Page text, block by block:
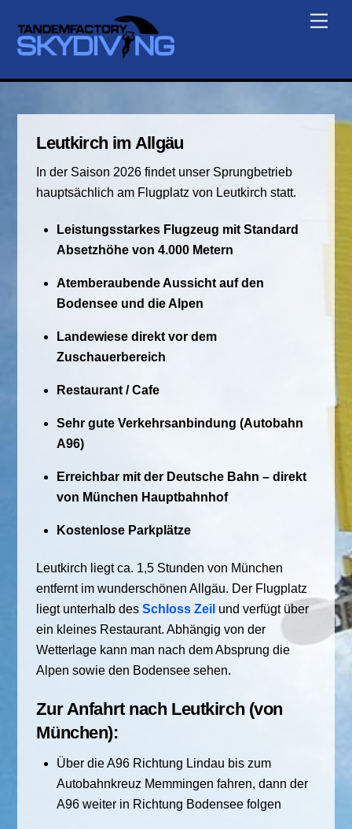
content
Leutkirch im Allgäu
In der Saison 2026 findet unser Sprungbetrieb
hauptsächlich am Flugplatz von Leutkirch statt.
Leistungsstarkes Flugzeug mit Standard
Absetzhöhe von 4.000 Metern
Atemberaubende Aussicht auf den
Bodensee und die Alpen
Landewiese direkt vor dem
Zuschauerbereich
Restaurant / Cafe
Sehr gute Verkehrsanbindung (Autobahn
A96)
Erreichbar mit der Deutsche Bahn – direkt
von München Hauptbahnhof
Kostenlose Parkplätze
Leutkirch liegt ca. 1,5 Stunden von München
entfernt im wunderschönen Allgäu. Der Flugplatz
liegt unterhalb desSchloss Zeil und verfügt über
ein kleines Restaurant. Abhängig von der
Wetterlage kann man nach dem Absprung die
Alpen sowie den Bodensee sehen.
Zur Anfahrt nach Leutkirch (von
München):
Über die A96 Richtung Lindau bis zum
Autobahnkreuz Memmingen fahren, dann der
A96 weiter in Richtung Bodensee folgen